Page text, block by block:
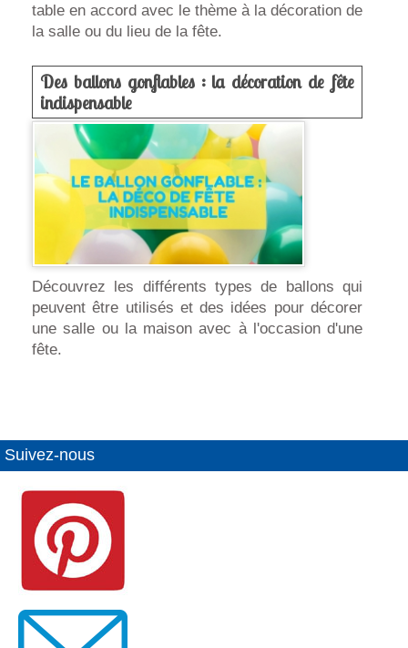
table en accord avec le thème à la décoration de
la salle ou du lieu de la fête.
Des ballons gonflables : la décoration de fête
indispensable
Découvrez les différents types de ballons qui
peuvent être utilisés et des idées pour décorer
une salle ou la maison avec à l'occasion d'une
fête.
Suivez-nous